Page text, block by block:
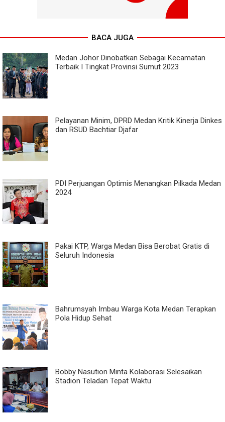
BACA JUGA
Medan Johor Dinobatkan Sebagai Kecamatan
Terbaik I Tingkat Provinsi Sumut 2023
Pelayanan Minim, DPRD Medan Kritik Kinerja Dinkes
dan RSUD Bachtiar Djafar
PDI Perjuangan Optimis Menangkan Pilkada Medan
2024
Pakai KTP, Warga Medan Bisa Berobat Gratis di
Seluruh Indonesia
Bahrumsyah Imbau Warga Kota Medan Terapkan
Pola Hidup Sehat
Bobby Nasution Minta Kolaborasi Selesaikan
Stadion Teladan Tepat Waktu